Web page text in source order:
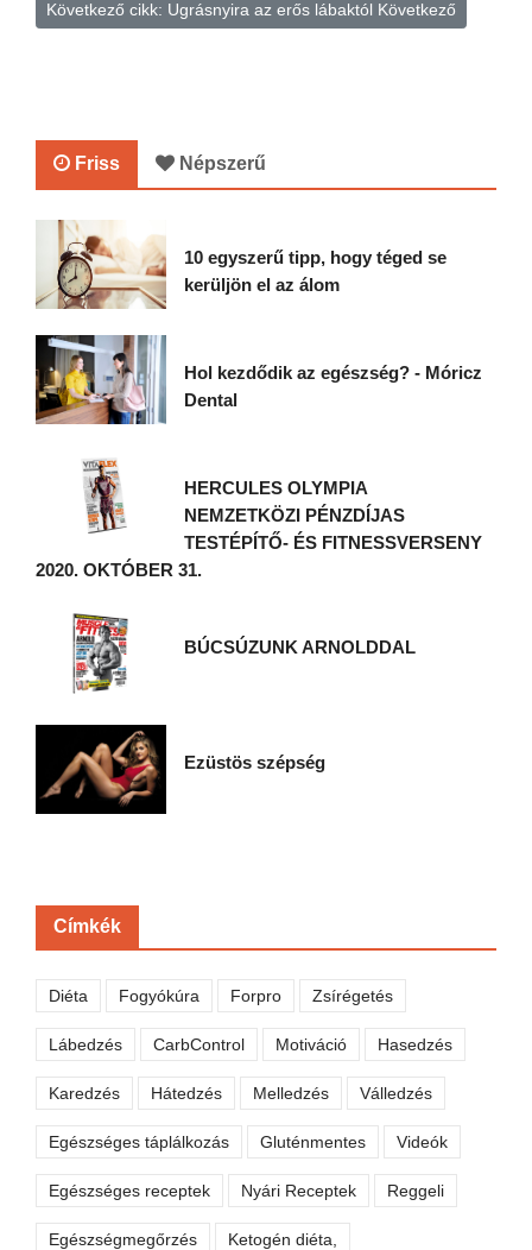
Következő cikk: Ugrásnyira az erős lábaktól Következő
Friss Népszerű
10 egyszerű tipp, hogy téged se
kerüljön el az álom
Hol kezdődik az egészség? - Móricz
Dental
HERCULES OLYMPIA
NEMZETKÖZI PÉNZDÍJAS
TESTÉPÍTŐ- ÉS FITNESSVERSENY
2020. OKTÓBER 31.
BÚCSÚZUNK ARNOLDDAL
Ezüstös szépség
Címkék
Diéta Fogyókúra Forpro Zsírégetés
Lábedzés CarbControl Motiváció Hasedzés
Karedzés Hátedzés Melledzés Válledzés
Egészséges táplálkozás Gluténmentes Videók
Egészséges receptek Nyári Receptek Reggeli
Egészségmegőrzés Ketogén diéta,